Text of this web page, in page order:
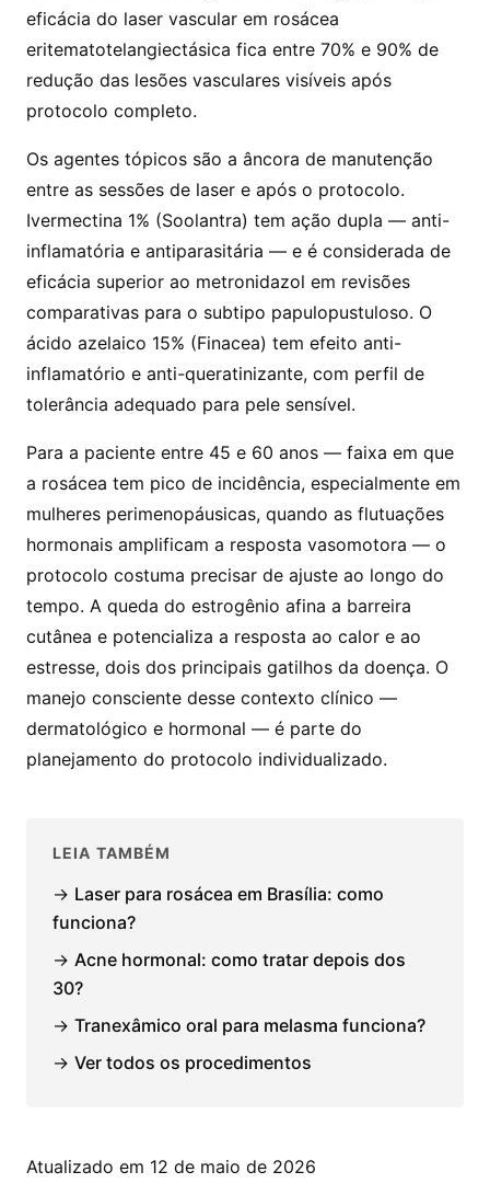
eficácia do laser vascular em rosácea
eritematotelangiectásica fica entre 70% e 90% de
redução das lesões vasculares visíveis após
protocolo completo.
Os agentes tópicos são a âncora de manutenção
entre as sessões de laser e após o protocolo.
Ivermectina 1% (Soolantra) tem ação dupla — anti-
inflamatória e antiparasitária — e é considerada de
eficácia superior ao metronidazol em revisões
comparativas para o subtipo papulopustuloso. O
ácido azelaico 15% (Finacea) tem efeito anti-
inflamatório e anti-queratinizante, com perfil de
tolerância adequado para pele sensível.
Para a paciente entre 45 e 60 anos — faixa em que
a rosácea tem pico de incidência, especialmente em
mulheres perimenopáusicas, quando as flutuações
hormonais amplificam a resposta vasomotora — o
protocolo costuma precisar de ajuste ao longo do
tempo. A queda do estrogênio afina a barreira
cutânea e potencializa a resposta ao calor e ao
estresse, dois dos principais gatilhos da doença. O
manejo consciente desse contexto clínico —
dermatológico e hormonal — é parte do
planejamento do protocolo individualizado.
LEIA TAMBÉM
→ Laser para rosácea em Brasília: como
funciona?
→ Acne hormonal: como tratar depois dos
30?
→ Tranexâmico oral para melasma funciona?
→ Ver todos os procedimentos
Atualizado em 12 de maio de 2026